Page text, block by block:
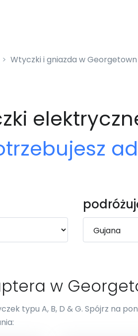
Wtyczki i gniazda w Georgetown
w
typu A, B, D & G. Spójrz na